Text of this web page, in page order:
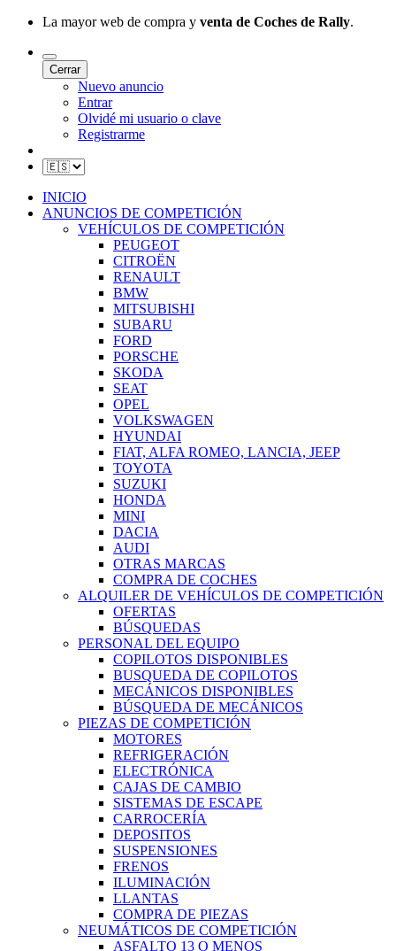
La mayor web de compra y venta de Coches de Rally.
Cerrar
Nuevo anuncio
Entrar
Olvidé mi usuario o clave
Registrarme
INICIO
ANUNCIOS DE COMPETICIÓN
VEHÍCULOS DE COMPETICIÓN
PEUGEOT
CITROËN
RENAULT
BMW
MITSUBISHI
SUBARU
FORD
PORSCHE
SKODA
SEAT
OPEL
VOLKSWAGEN
HYUNDAI
FIAT, ALFA ROMEO, LANCIA, JEEP
TOYOTA
SUZUKI
HONDA
MINI
DACIA
AUDI
OTRAS MARCAS
COMPRA DE COCHES
ALQUILER DE VEHÍCULOS DE COMPETICIÓN
OFERTAS
BÚSQUEDAS
PERSONAL DEL EQUIPO
COPILOTOS DISPONIBLES
BUSQUEDA DE COPILOTOS
MECÁNICOS DISPONIBLES
BÚSQUEDA DE MECÁNICOS
PIEZAS DE COMPETICIÓN
MOTORES
REFRIGERACIÓN
ELECTRÓNICA
CAJAS DE CAMBIO
SISTEMAS DE ESCAPE
CARROCERÍA
DEPOSITOS
SUSPENSIONES
FRENOS
ILUMINACIÓN
LLANTAS
COMPRA DE PIEZAS
NEUMÁTICOS DE COMPETICIÓN
ASFALTO 13 O MENOS